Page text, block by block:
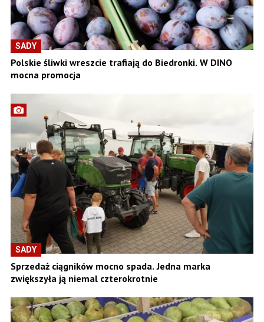
SADY
Polskie śliwki wreszcie trafiają do Biedronki. W DINO
mocna promocja
SADY
Sprzedaż ciągników mocno spada. Jedna marka
zwiększyła ją niemal czterokrotnie